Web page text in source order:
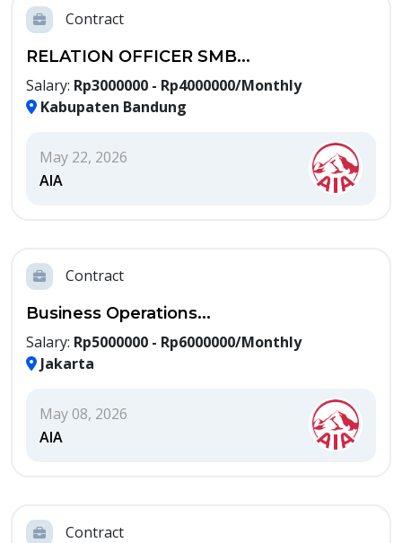
Contract
RELATION OFFICER SMB...
Salary: Rp3000000 - Rp4000000/Monthly
Kabupaten Bandung
May 22, 2026
AIA
Contract
Business Operations...
Salary: Rp5000000 - Rp6000000/Monthly
Jakarta
May 08, 2026
AIA
Contract